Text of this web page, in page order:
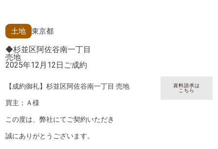
土地 東京都
◆杉並区阿佐谷南一丁目
売地
2025年12月12日ご成約
【成約御礼】杉並区阿佐谷南一丁目 売地
買主：Ａ様
この度は、弊社にてご契約いただき
誠にありがとうございます。
資料請求は
こちら